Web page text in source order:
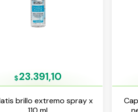
$23.391,10
brillo extremo spray x